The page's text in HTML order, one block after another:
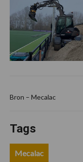
Bron – Mecalac
Tags
Mecalac